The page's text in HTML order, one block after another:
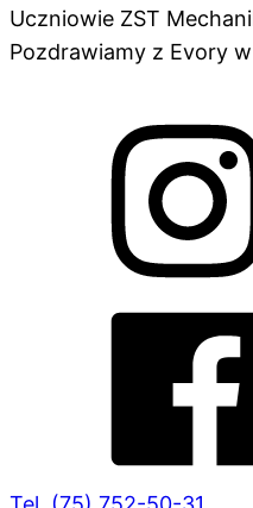
Uczniowie ZST
Pozdrawiamy z Evory